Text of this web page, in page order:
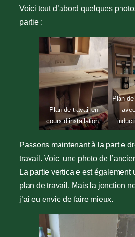
Voici tout d’abord quelques
partie :
Plan de travail en
cours d’installation.
Plan
Passons maintenant à la partie
travail. Voici une photo de
La partie verticale est également
plan de travail. Mais la jonction
j’ai eu envie de faire mieux.